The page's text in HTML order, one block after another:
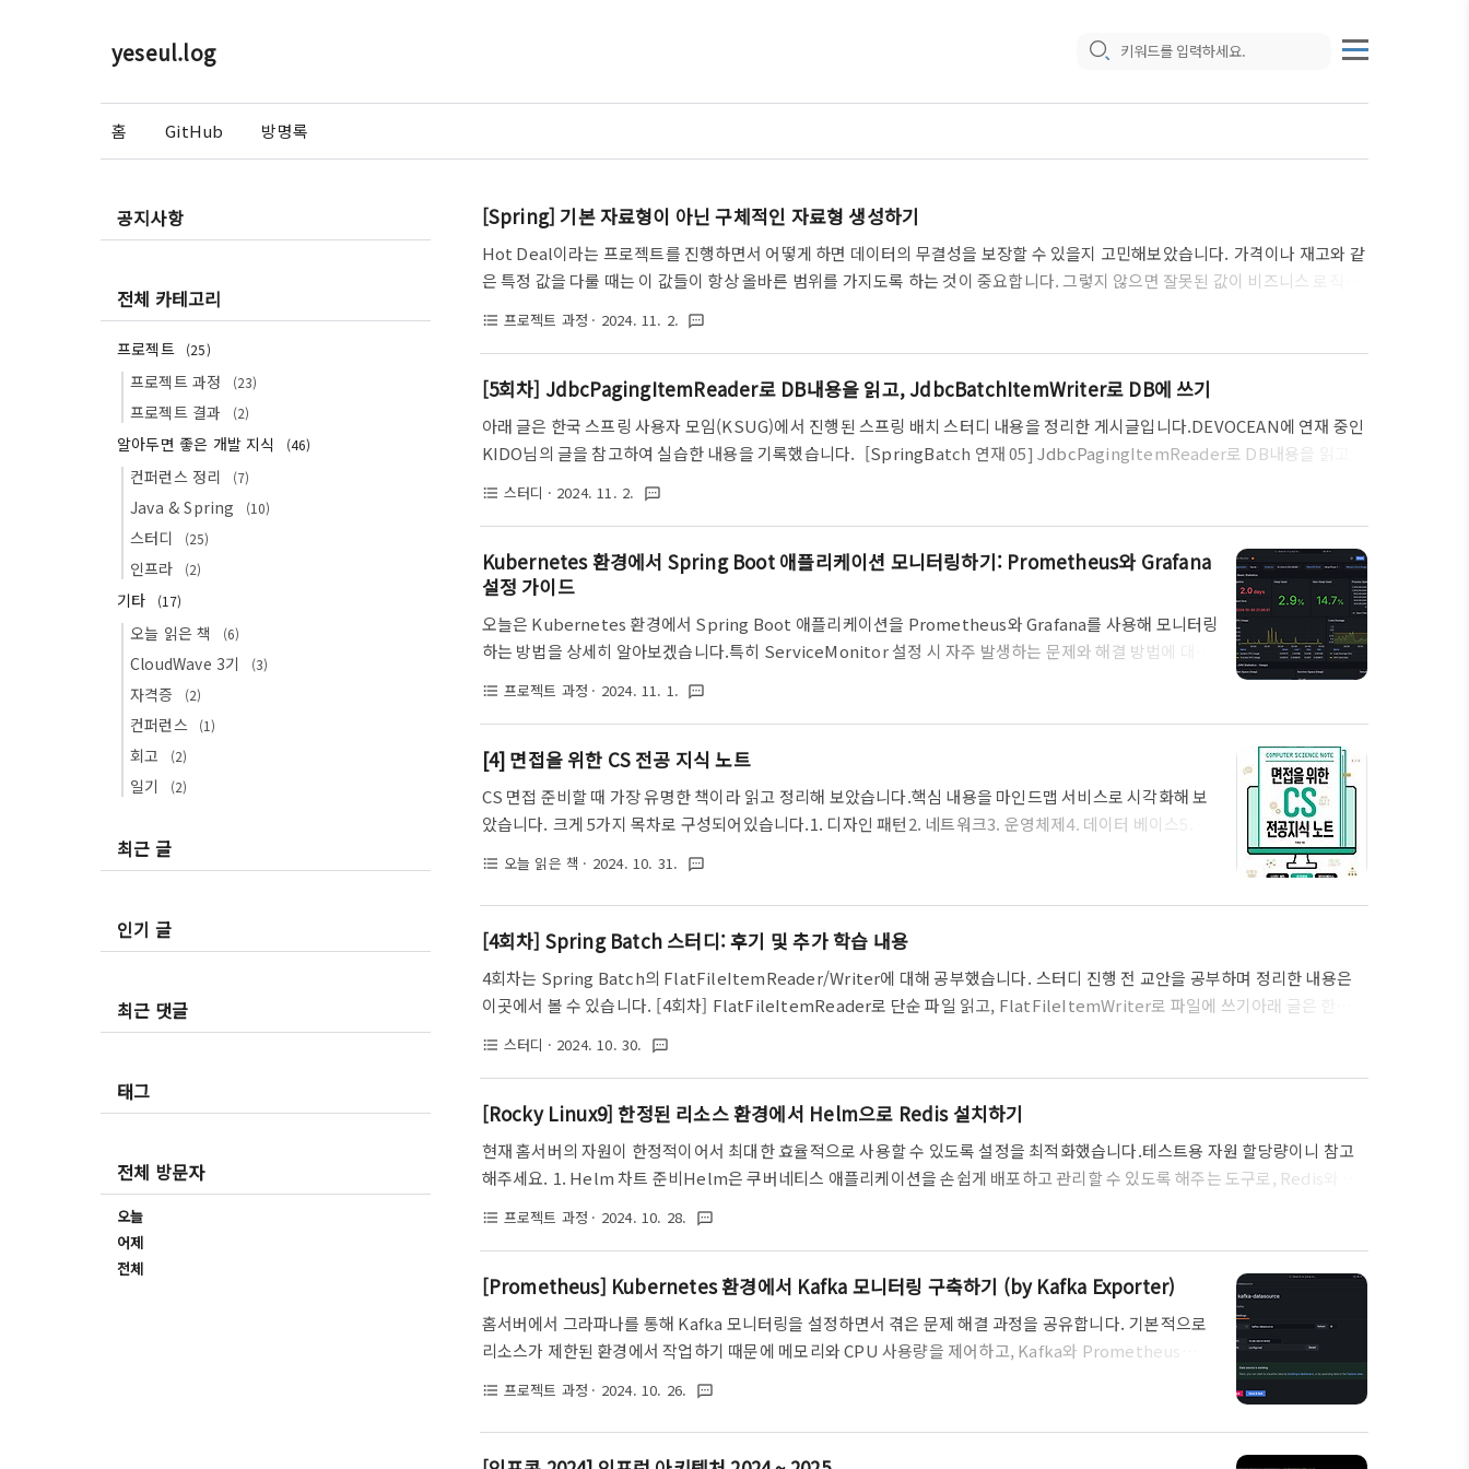
yeseul.log
홈 GitHub 방명록
[Spring] 기본 자료형이 아닌 구체적인 자료형 생성하기
Hot Deal이라는 프로젝트를 진행하면서 어떻게 하면 데이터의 무결성을 보장할 수 있을지 고민해보았습니다. 가격이나 재고와 같
은 특정 값을 다룰 때는 이 값들이 항상 올바른 범위를 가지도록 하는 것이 중요합니다. 그렇지 않으면 잘못된 값이 비즈니스 로직에
다. Java의 기본 자료형이 아닌, 값 자체에 대한 제약 조건을 포함하는 Price와 Quantity 클래스를 만들어 활용했습니다. 이로써
료형을 선택했을까?가격(Price)과 재고(Quantity)..
format_list_bulleted 프로젝트 과정 · 2024. 11. 2. textsms
[5회차] JdbcPagingItemReader로 DB내용을 읽고, JdbcBatchItemWriter로 DB에 쓰기
아래 글은 한국 스프링 사용자 모임(KSUG)에서 진행된 스프링 배치 스터디 내용을 정리한 게시글입니다.DEVOCEAN에 연재 중인
KIDO님의 글을 참고하여 실습한 내용을 기록했습니다. [SpringBatch 연재 05] JdbcPagingItemReader로 DB내용을 읽고,
용을 읽고, JdbcBatchItemWriter로 DB에 쓰기 지난 시간에는 FlatFileItemReader와 FlatFileItemWrite를 이용하여
format_list_bulleted 스터디 · 2024. 11. 2. textsms
Kubernetes 환경에서 Spring Boot 애플리케이션 모니터링하기: Prometheus와 Grafana
설정 가이드
오늘은 Kubernetes 환경에서 Spring Boot 애플리케이션을 Prometheus와 Grafana를 사용해 모니터링
하는 방법을 상세히 알아보겠습니다.특히 ServiceMonitor 설정 시 자주 발생하는 문제와 해결 방법에 대해
의 메트릭을 Prometheus로 수집하고, Grafana를 통해 시각화하는 과정을 다룹니다.이 설정은 Helm을 이
Prometheus 라이브러리 추가먼저 Spring Boot 애플리케이션이 Prometheus 메트릭을 제공하려..
format_list_bulleted 프로젝트 과정 · 2024. 11. 1. textsms
[4] 면접을 위한 CS 전공 지식 노트
CS 면접 준비할 때 가장 유명한 책이라 읽고 정리해 보았습니다.핵심 내용을 마인드맵 서비스로 시각화해 보
았습니다. 크게 5가지 목차로 구성되어있습니다.1. 디자인 패턴2. 네트워크3. 운영체제4. 데이터 베이스5. 자
지 않네요.'디자인 패턴 종류'에 대해 검색하면 찾을 수 있는 내용으로 구성되어 있었고, 특히 간단한 코드로
구현되어 있어 이해하기 쉬웠습니다. 3장: 운영체제양이 많아 일부를 생략하여 표현했습니다. 4장: 데이터 베
이스 5장: 자료구조 여기에서 나온 모든 키워드들을 전부 이해하고 술술 말할 수 있다면 정말 좋겠죠? 읽기
전에는 책이 얇아서 별로 기대를 하지 않았는데,생각보다 많..
format_list_bulleted 오늘 읽은 책 · 2024. 10. 31. textsms
[4회차] Spring Batch 스터디: 후기 및 추가 학습 내용
4회차는 Spring Batch의 FlatFileItemReader/Writer에 대해 공부했습니다. 스터디 진행 전 교안을 공부하며 정리한 내용은
이곳에서 볼 수 있습니다. [4회차] FlatFileItemReader로 단순 파일 읽고, FlatFileItemWriter로 파일에 쓰기아래 글은 한국
을 참고하여 실습한 내용을 기록했습니다. [SpringBatch 연재yeseul-dev.tistory.com 스터디가 진행 되는 시간에 나눴던 얘
format_list_bulleted 스터디 · 2024. 10. 30. textsms
[Rocky Linux9] 한정된 리소스 환경에서 Helm으로 Redis 설치하기
현재 홈서버의 자원이 한정적이어서 최대한 효율적으로 사용할 수 있도록 설정을 최적화했습니다.테스트용 자원 할당량이니 참고
해주세요. 1. Helm 차트 준비Helm은 쿠버네티스 애플리케이션을 손쉽게 배포하고 관리할 수 있도록 해주는 도구로, Redis와 같
다.helm repo add bitnami https://charts.bitnami.com/bitnamihelm repo update 2. redis-values.yaml 파일 구성
format_list_bulleted 프로젝트 과정 · 2024. 10. 28. textsms
[Prometheus] Kubernetes 환경에서 Kafka 모니터링 구축하기 (by Kafka Exporter)
홈서버에서 그라파나를 통해 Kafka 모니터링을 설정하면서 겪은 문제 해결 과정을 공유합니다. 기본적으로
리소스가 제한된 환경에서 작업하기 때문에 메모리와 CPU 사용량을 제어하고, Kafka와 Prometheus
치exporter 설치 후 연결이 지속적으로 실패하는 문제가 발생했는데,원인을 분석해보니 Kafka SASL 인증
설정 누락과 Kafka 서버 주소를 자동으로 찾지 못하는 두 가지 문제가 있었습니다. 따라서 아래와 같이 인증
정보와 Kafka 서버 주소를 명시적으로 설정하여 Helm으로 설치를 진행했습니다.# 해당 명령어로 어떤
format_list_bulleted 프로젝트 과정 · 2024. 10. 26. textsms
공지사항
전체 카테고리
프로젝트 (25)
프로젝트 과정 (23)
프로젝트 결과 (2)
알아두면 좋은 개발 지식 (46)
컨퍼런스 정리 (7)
Java & Spring (10)
스터디 (25)
인프라 (2)
기타 (17)
오늘 읽은 책 (6)
CloudWave 3기 (3)
자격증 (2)
컨퍼런스 (1)
회고 (2)
일기 (2)
최근 글
인기 글
최근 댓글
태그
전체 방문자
오늘
어제
전체